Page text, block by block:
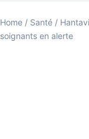
Home / Santé /
soignants en alerte